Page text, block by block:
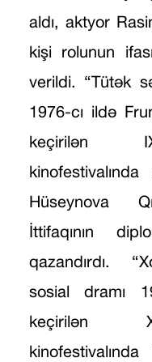
aldı, aktyor
kişi rolunun
verildi. “Tütək
1976-cı ildə
keçirilən
Hüseynova
İttifaqının
qazandırdı.
sosial dramı
keçirilən